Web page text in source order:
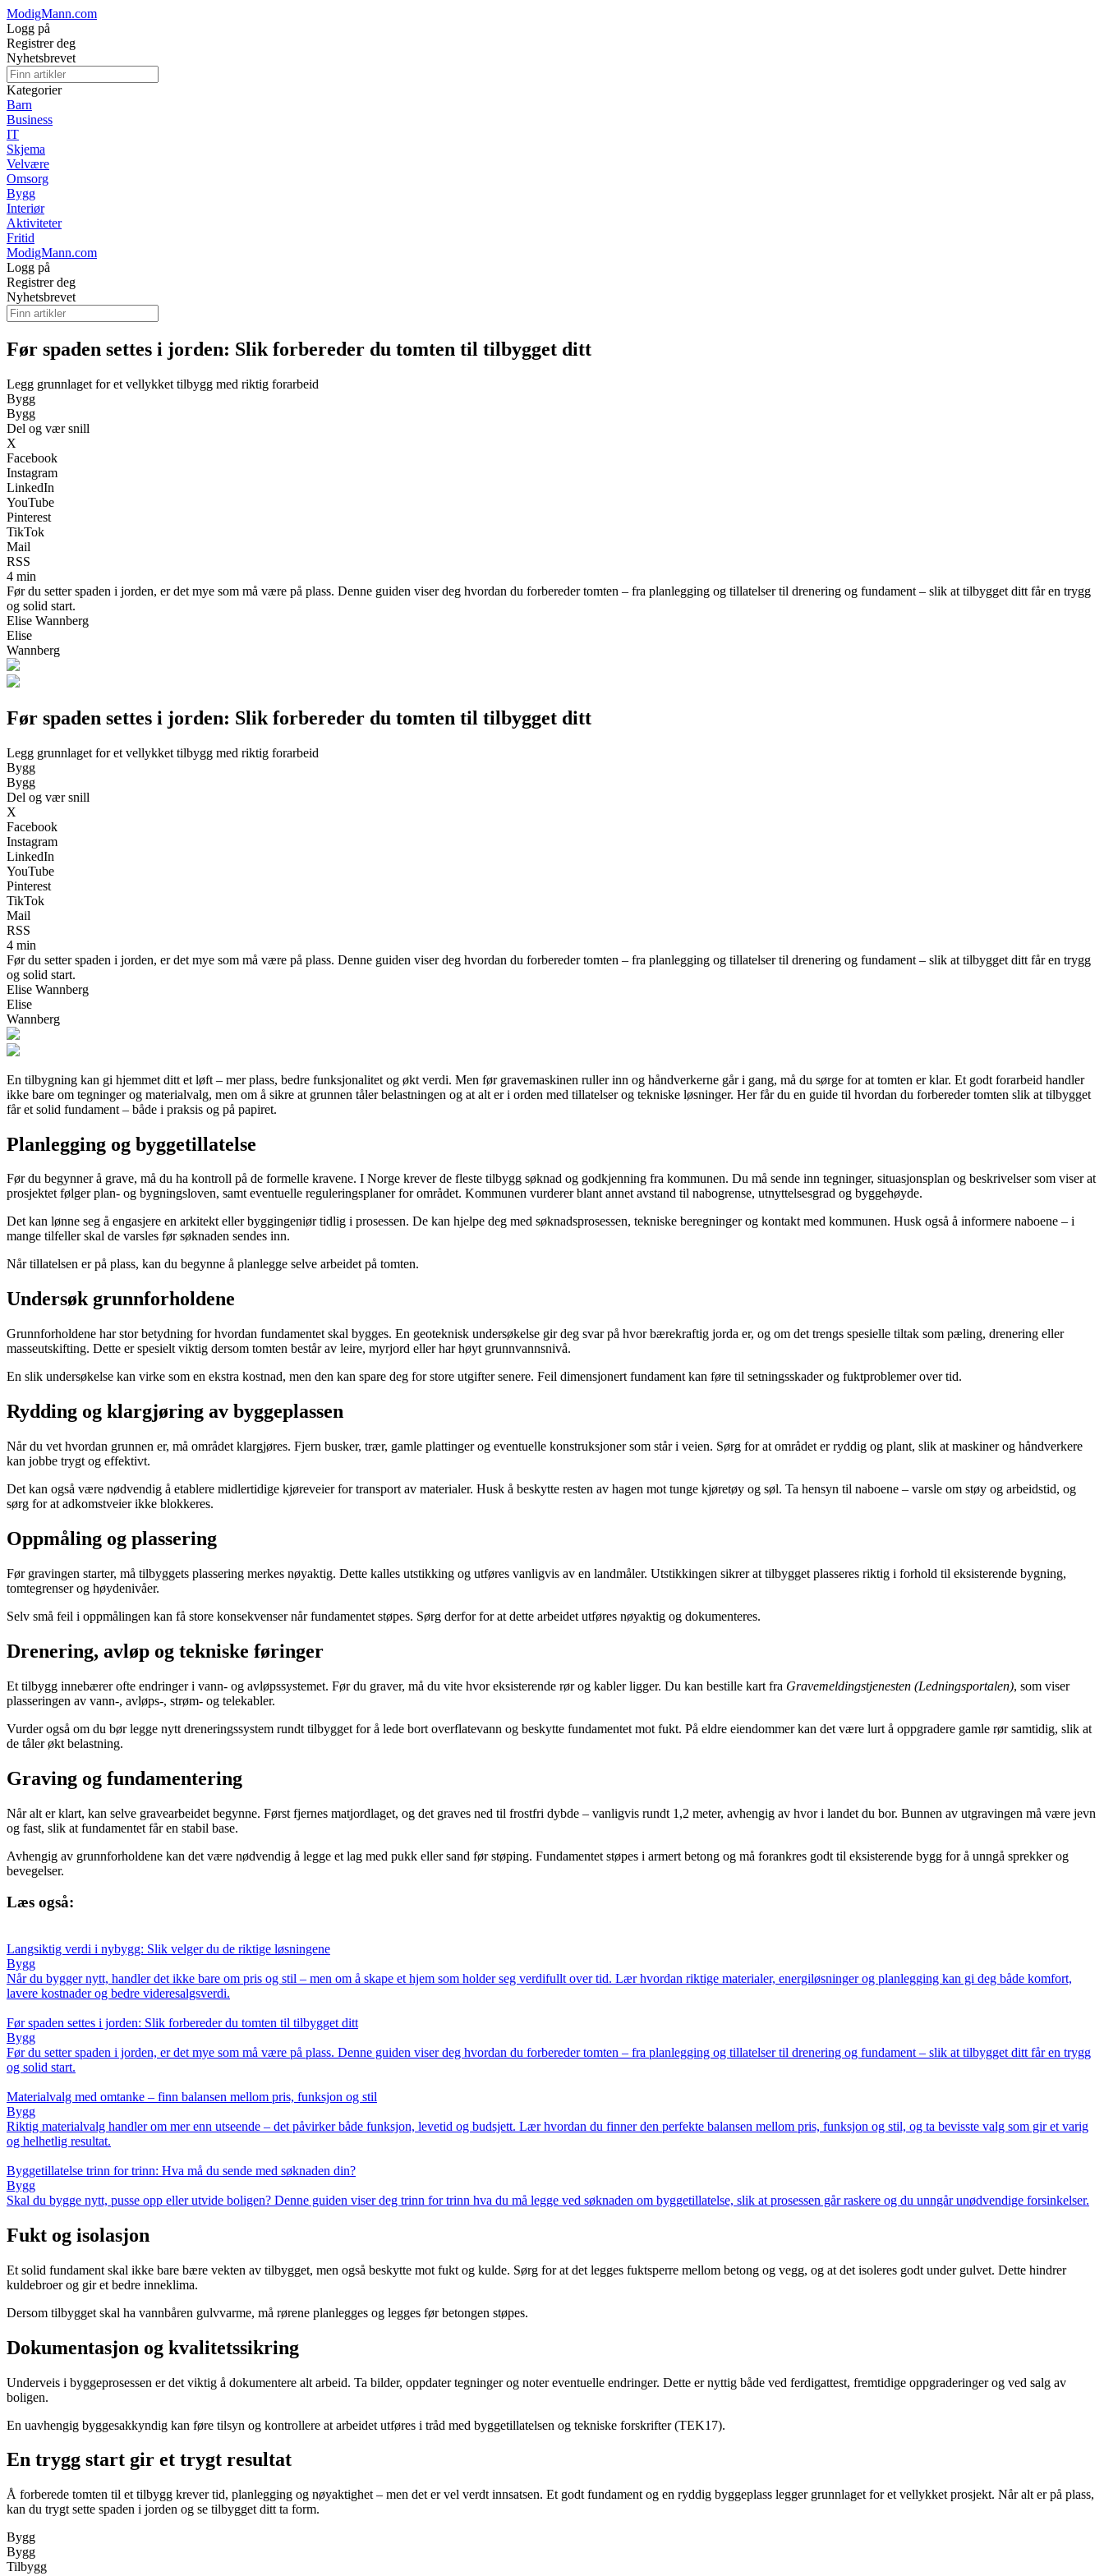
ModigMann.com
Logg på
Registrer deg
Nyhetsbrevet
Kategorier
Barn
Business
IT
Skjema
Velvære
Omsorg
Bygg
Interiør
Aktiviteter
Fritid
ModigMann.com
Logg på
Registrer deg
Nyhetsbrevet
Før spaden settes i jorden: Slik forbereder du tomten til tilbygget ditt
Legg grunnlaget for et vellykket tilbygg med riktig forarbeid
Bygg
Bygg
Del og vær snill
X
Facebook
Instagram
LinkedIn
YouTube
Pinterest
TikTok
Mail
RSS
4 min
Før du setter spaden i jorden, er det mye som må være på plass. Denne guiden viser deg hvordan du forbereder tomten – fra planlegging og tillatelser til drenering og fundament – slik at tilbygget ditt får en trygg
og solid start.
Elise Wannberg
Elise
Wannberg
Før spaden settes i jorden: Slik forbereder du tomten til tilbygget ditt
Legg grunnlaget for et vellykket tilbygg med riktig forarbeid
Bygg
Bygg
Del og vær snill
X
Facebook
Instagram
LinkedIn
YouTube
Pinterest
TikTok
Mail
RSS
4 min
Før du setter spaden i jorden, er det mye som må være på plass. Denne guiden viser deg hvordan du forbereder tomten – fra planlegging og tillatelser til drenering og fundament – slik at tilbygget ditt får en trygg
og solid start.
Elise Wannberg
Elise
Wannberg
En tilbygning kan gi hjemmet ditt et løft – mer plass, bedre funksjonalitet og økt verdi. Men før gravemaskinen ruller inn og håndverkerne går i gang, må du sørge for at tomten er klar. Et godt forarbeid handler
ikke bare om tegninger og materialvalg, men om å sikre at grunnen tåler belastningen og at alt er i orden med tillatelser og tekniske løsninger. Her får du en guide til hvordan du forbereder tomten slik at tilbygget
får et solid fundament – både i praksis og på papiret.
Planlegging og byggetillatelse
Før du begynner å grave, må du ha kontroll på de formelle kravene. I Norge krever de fleste tilbygg søknad og godkjenning fra kommunen. Du må sende inn tegninger, situasjonsplan og beskrivelser som viser at
prosjektet følger plan- og bygningsloven, samt eventuelle reguleringsplaner for området. Kommunen vurderer blant annet avstand til nabogrense, utnyttelsesgrad og byggehøyde.
Det kan lønne seg å engasjere en arkitekt eller byggingeniør tidlig i prosessen. De kan hjelpe deg med søknadsprosessen, tekniske beregninger og kontakt med kommunen. Husk også å informere naboene – i
mange tilfeller skal de varsles før søknaden sendes inn.
Når tillatelsen er på plass, kan du begynne å planlegge selve arbeidet på tomten.
Undersøk grunnforholdene
Grunnforholdene har stor betydning for hvordan fundamentet skal bygges. En geoteknisk undersøkelse gir deg svar på hvor bærekraftig jorda er, og om det trengs spesielle tiltak som pæling, drenering eller
masseutskifting. Dette er spesielt viktig dersom tomten består av leire, myrjord eller har høyt grunnvannsnivå.
En slik undersøkelse kan virke som en ekstra kostnad, men den kan spare deg for store utgifter senere. Feil dimensjonert fundament kan føre til setningsskader og fuktproblemer over tid.
Rydding og klargjøring av byggeplassen
Når du vet hvordan grunnen er, må området klargjøres. Fjern busker, trær, gamle plattinger og eventuelle konstruksjoner som står i veien. Sørg for at området er ryddig og plant, slik at maskiner og håndverkere
kan jobbe trygt og effektivt.
Det kan også være nødvendig å etablere midlertidige kjøreveier for transport av materialer. Husk å beskytte resten av hagen mot tunge kjøretøy og søl. Ta hensyn til naboene – varsle om støy og arbeidstid, og
sørg for at adkomstveier ikke blokkeres.
Oppmåling og plassering
Før gravingen starter, må tilbyggets plassering merkes nøyaktig. Dette kalles utstikking og utføres vanligvis av en landmåler. Utstikkingen sikrer at tilbygget plasseres riktig i forhold til eksisterende bygning,
tomtegrenser og høydenivåer.
Selv små feil i oppmålingen kan få store konsekvenser når fundamentet støpes. Sørg derfor for at dette arbeidet utføres nøyaktig og dokumenteres.
Drenering, avløp og tekniske føringer
Et tilbygg innebærer ofte endringer i vann- og avløpssystemet. Før du graver, må du vite hvor eksisterende rør og kabler ligger. Du kan bestille kart fra Gravemeldingstjenesten (Ledningsportalen), som viser
plasseringen av vann-, avløps-, strøm- og telekabler.
Vurder også om du bør legge nytt dreneringssystem rundt tilbygget for å lede bort overflatevann og beskytte fundamentet mot fukt. På eldre eiendommer kan det være lurt å oppgradere gamle rør samtidig, slik at
de tåler økt belastning.
Graving og fundamentering
Når alt er klart, kan selve gravearbeidet begynne. Først fjernes matjordlaget, og det graves ned til frostfri dybde – vanligvis rundt 1,2 meter, avhengig av hvor i landet du bor. Bunnen av utgravingen må være jevn
og fast, slik at fundamentet får en stabil base.
Avhengig av grunnforholdene kan det være nødvendig å legge et lag med pukk eller sand før støping. Fundamentet støpes i armert betong og må forankres godt til eksisterende bygg for å unngå sprekker og
bevegelser.
Læs også:
Langsiktig verdi i nybygg: Slik velger du de riktige løsningene
Bygg
Når du bygger nytt, handler det ikke bare om pris og stil – men om å skape et hjem som holder seg verdifullt over tid. Lær hvordan riktige materialer, energiløsninger og planlegging kan gi deg både komfort,
lavere kostnader og bedre videresalgsverdi.
Før spaden settes i jorden: Slik forbereder du tomten til tilbygget ditt
Bygg
Før du setter spaden i jorden, er det mye som må være på plass. Denne guiden viser deg hvordan du forbereder tomten – fra planlegging og tillatelser til drenering og fundament – slik at tilbygget ditt får en trygg
og solid start.
Materialvalg med omtanke – finn balansen mellom pris, funksjon og stil
Bygg
Riktig materialvalg handler om mer enn utseende – det påvirker både funksjon, levetid og budsjett. Lær hvordan du finner den perfekte balansen mellom pris, funksjon og stil, og ta bevisste valg som gir et varig
og helhetlig resultat.
Byggetillatelse trinn for trinn: Hva må du sende med søknaden din?
Bygg
Skal du bygge nytt, pusse opp eller utvide boligen? Denne guiden viser deg trinn for trinn hva du må legge ved søknaden om byggetillatelse, slik at prosessen går raskere og du unngår unødvendige forsinkelser.
Fukt og isolasjon
Et solid fundament skal ikke bare bære vekten av tilbygget, men også beskytte mot fukt og kulde. Sørg for at det legges fuktsperre mellom betong og vegg, og at det isoleres godt under gulvet. Dette hindrer
kuldebroer og gir et bedre inneklima.
Dersom tilbygget skal ha vannbåren gulvvarme, må rørene planlegges og legges før betongen støpes.
Dokumentasjon og kvalitetssikring
Underveis i byggeprosessen er det viktig å dokumentere alt arbeid. Ta bilder, oppdater tegninger og noter eventuelle endringer. Dette er nyttig både ved ferdigattest, fremtidige oppgraderinger og ved salg av
boligen.
En uavhengig byggesakkyndig kan føre tilsyn og kontrollere at arbeidet utføres i tråd med byggetillatelsen og tekniske forskrifter (TEK17).
En trygg start gir et trygt resultat
Å forberede tomten til et tilbygg krever tid, planlegging og nøyaktighet – men det er vel verdt innsatsen. Et godt fundament og en ryddig byggeplass legger grunnlaget for et vellykket prosjekt. Når alt er på plass,
kan du trygt sette spaden i jorden og se tilbygget ditt ta form.
Bygg
Bygg
Tilbygg